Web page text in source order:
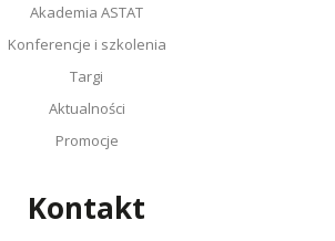
Akademia ASTAT
Konferencje i szkolenia
Targi
Aktualności
Promocje
Kontakt